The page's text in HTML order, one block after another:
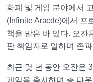
화폐 및 게임 분야에서
(Infinite Aracde)에서 프
책을 맡은 바 있다. 오잔
판 책임자로 일하며 존
최근 몇 년 동안 오잔은
게임을 출시하며 총 다